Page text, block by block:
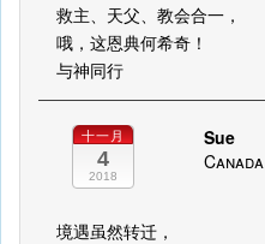
救主、天父、教会合一，
哦，这恩典何希奇！
与神同行
十一月
4
2018
Sue
Canada
境遇虽然转迁，